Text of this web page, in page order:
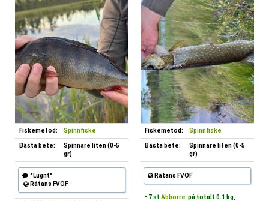
Fiskemetod: Spinnfiske
Bästa bete:
Spinnare liten (0-5
gr)
"Lugnt"
Rätans FVOF
Fiskemetod: Spinnfiske
Bästa bete:
Spinnare liten (0-5
gr)
Rätans FVOF
• 7 st Abborre på totalt 0.1 kg,